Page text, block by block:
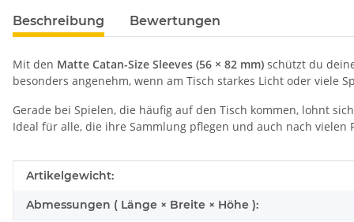
Beschreibung Bewertungen
Mit den Matte Catan-Size Sleeves (56 × 82 mm) schützt du
besonders angenehm, wenn am Tisch starkes Licht oder viele
Gerade bei Spielen, die häufig auf den Tisch kommen, lohnt
Ideal für alle, die ihre Sammlung pflegen und auch nach vielen
Produkteigenschaft
Wert
Artikelgewicht:
Abmessungen ( Länge × Breite × Höhe ):